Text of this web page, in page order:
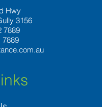
Hwy
3156
7889
7889